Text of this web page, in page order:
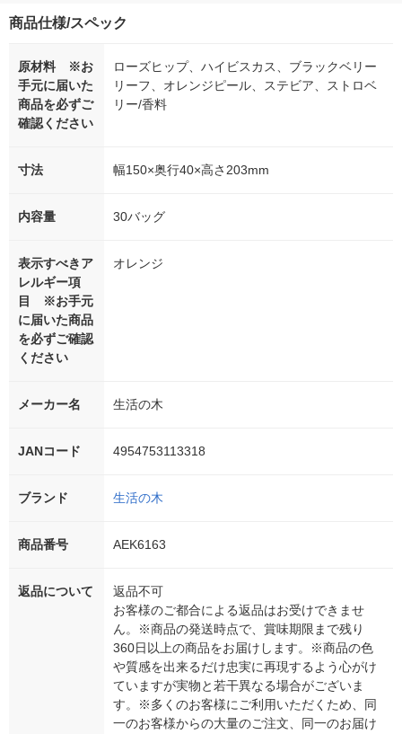
商品仕様/スペック
原材料 ※お
手元に届いた
商品を必ずご
確認ください
ローズヒップ、ハイビスカス、ブラックベリー
リーフ、オレンジピール、ステビア、ストロベ
リー/香料
寸法 幅150×奥行40×高さ203mm
内容量 30バッグ
表示すべきア
レルギー項
目 ※お手元
に届いた商品
を必ずご確認
ください
オレンジ
メーカー名 生活の木
JANコード 4954753113318
ブランド 生活の木
商品番号 AEK6163
返品について
返品不可
お客様のご都合による返品はお受けできませ
ん。※商品の発送時点で、賞味期限まで残り
360日以上の商品をお届けします。※商品の色
や質感を出来るだけ忠実に再現するよう心がけ
ていますが実物と若干異なる場合がございま
す。※多くのお客様にご利用いただくため、同
一のお客様からの大量のご注文、同一のお届け